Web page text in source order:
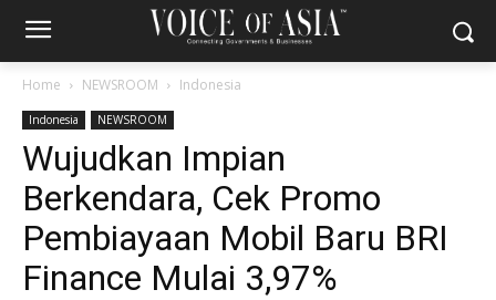
Home NEWSROOM Indonesia
Indonesia NEWSROOM
Wujudkan Impian
Berkendara, Cek Promo
Pembiayaan Mobil Baru BRI
Finance Mulai 3,97%